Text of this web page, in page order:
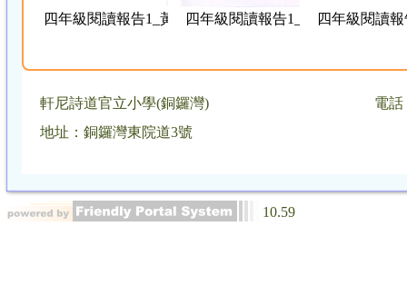
四年級閱讀報告1_黃沛言四年級閱讀報告1_顏曦藍四年級閱讀
軒尼詩道官立小學(銅鑼灣)
電話
地址：銅鑼灣東院道3號
10.59